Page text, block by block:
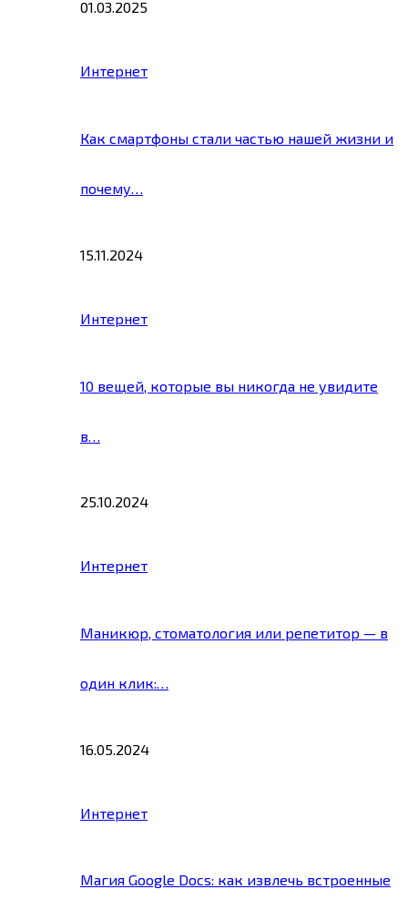
01.03.2025
Интернет
Как смартфоны стали частью нашей жизни и
почему…
15.11.2024
Интернет
10 вещей, которые вы никогда не увидите
в…
25.10.2024
Интернет
Маникюр, стоматология или репетитор — в
один клик:…
16.05.2024
Интернет
Магия Google Docs: как извлечь встроенные